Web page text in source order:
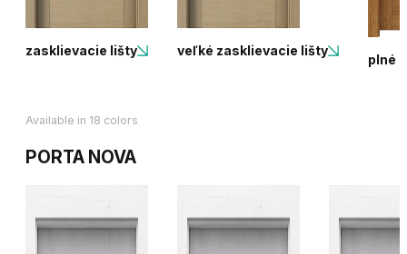
zasklievacie lišty veľké zasklievacie lišty
plné
Available in 18 colors
PORTA NOVA